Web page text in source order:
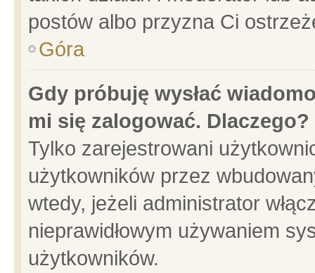
postów albo przyzna Ci
Góra
Gdy próbuję wysłać
mi się zalogować. Dlaczego?
Tylko zarejestrowani
użytkowników przez
wtedy, jeżeli administrator
nieprawidłowym używaniem
użytkowników.